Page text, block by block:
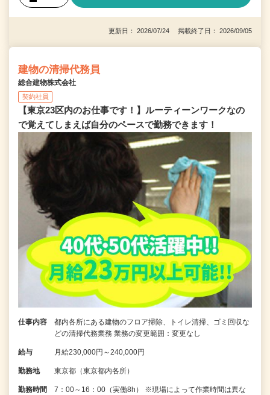
更新日： 2026/07/24 掲載終了日： 2026/09/05
建物の清掃代務員
総合建物株式会社
契約社員
【東京23区内のお仕事です！】ルーティーンワークなの
で覚えてしまえば自分のペースで勤務できます！
仕事内容
都内各所にある建物のフロア掃除、トイレ清掃、ゴミ回収な
どの清掃代務業務 業務の変更範囲：変更なし
給与 月給230,000円～240,000円
勤務地 東京都（東京都内各所）
勤務時間
7：00～16：00（実働8h） ※現場によって作業時間は異な